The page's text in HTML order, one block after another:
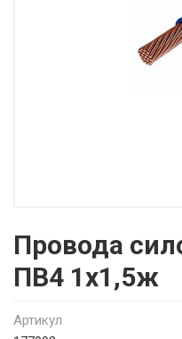
Провода
ПВ4 1х1,5ж
Артикул